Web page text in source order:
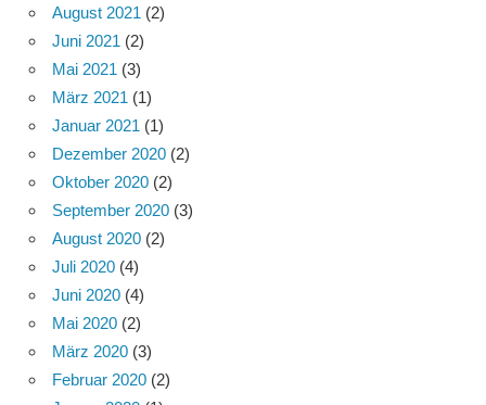
August 2021 (2)
Juni 2021 (2)
Mai 2021 (3)
März 2021 (1)
Januar 2021 (1)
Dezember 2020 (2)
Oktober 2020 (2)
September 2020 (3)
August 2020 (2)
Juli 2020 (4)
Juni 2020 (4)
Mai 2020 (2)
März 2020 (3)
Februar 2020 (2)